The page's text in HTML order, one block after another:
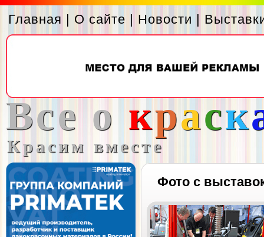
Главная | О сайте | Новости |
Все о краск
Красим вместе
Фото с